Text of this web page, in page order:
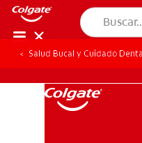
Salud Bucal y Cuidado